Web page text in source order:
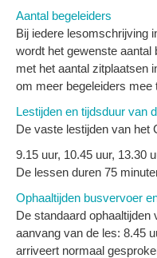
Aantal begeleiders
Bij iedere lesomschrijving
wordt het gewenste
met het aantal zitplaatsen
om meer begeleiders mee
Lestijden en tijdsduur van
De vaste lestijden van het
9.15 uur, 10.45 uur, 13.30
De lessen duren 75
Ophaaltijden busvervoer
De standaard ophaaltijden
aanvang van de les: 8.45
arriveert normaal